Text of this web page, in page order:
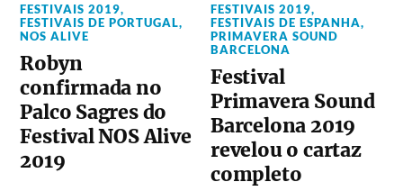
FESTIVAIS 2019,
FESTIVAIS DE PORTUGAL,
NOS ALIVE
Robyn
confirmada no
Palco Sagres do
Festival NOS Alive
2019
FESTIVAIS 2019,
FESTIVAIS DE ESPANHA,
PRIMAVERA SOUND
BARCELONA
Festival
Primavera Sound
Barcelona 2019
revelou o cartaz
completo